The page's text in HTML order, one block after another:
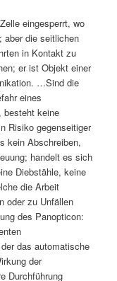
eingesperrt, wo
die seitlichen
in Kontakt zu
er ist Objekt einer
…Sind die
eines
keine
Risiko gegenseitiger
kein Abschreiben,
handelt es sich
Diebstähle, keine
die Arbeit
oder zu Unfällen
des Panopticon:
das automatische
der
Durchführung